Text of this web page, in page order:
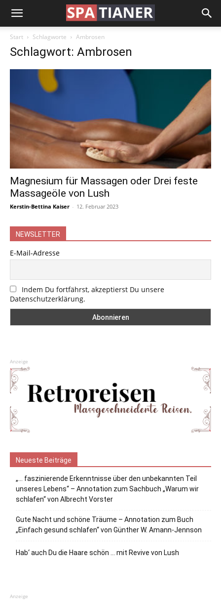
Start Schlagworte Ambrosen
Schlagwort: Ambrosen
Magnesium für Massagen oder Drei feste
Massageöle von Lush
Kerstin-Bettina Kaiser - 12. Februar 2023
NEWSLETTER
E-Mail-Adresse
Indem Du fortfährst, akzeptierst Du unsere
Datenschutzerklärung.
Anzeige
Neueste Beiträge
„… faszinierende Erkenntnisse über den unbekannten Teil
unseres Lebens“ – Annotation zum Sachbuch „Warum wir
schlafen“ von Albrecht Vorster
Gute Nacht und schöne Träume – Annotation zum Buch
„Einfach gesund schlafen“ von Günther W. Amann-Jennson
Hab‘ auch Du die Haare schön … mit Revive von Lush
Anzeige